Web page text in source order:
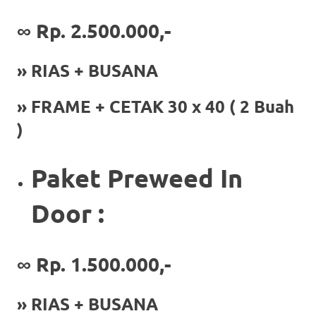
good
man
luxury
watches.
men's
∞ Rp. 2.500.000,-
» RIAS + BUSANA
» FRAME + CETAK 30 x 40 ( 2 Buah
)
Paket Preweed In
Door :
∞ Rp. 1.500.000,-
» RIAS + BUSANA